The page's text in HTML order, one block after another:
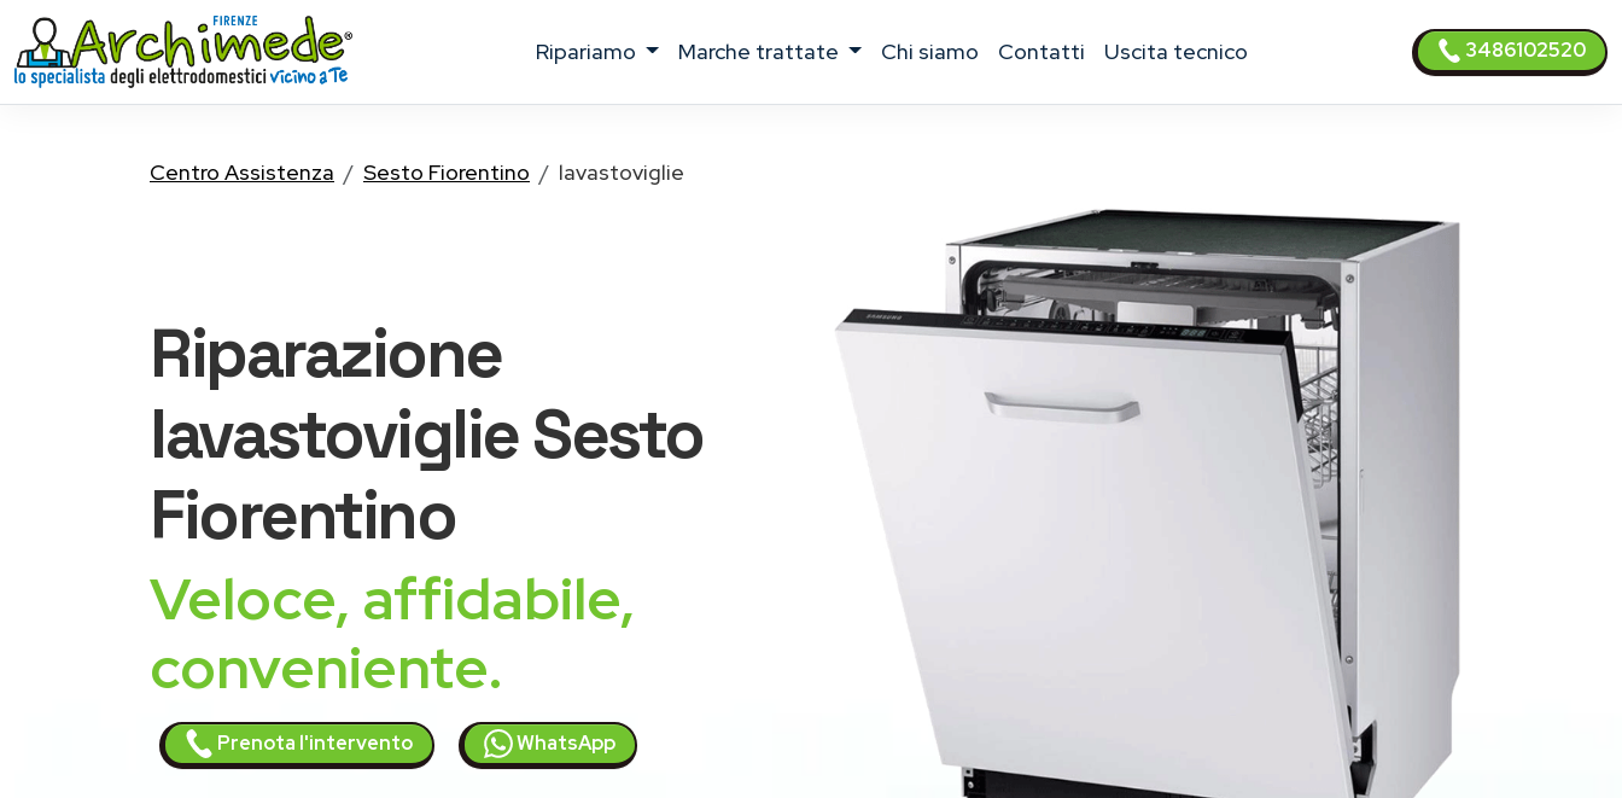
ripariamo marche trattate chi siamo contatti uscita tecnico 3486102520
Centro Assistenza Sesto Fiorentino lavastoviglie
Riparazione
lavastoviglieSesto
Fiorentino
Veloce, affidabile,
conveniente.
Prenota l'intervento WhatsApp